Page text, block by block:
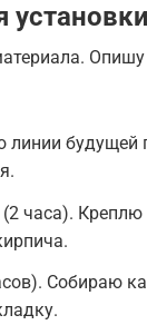
установки
будущей
часа). Креплю
Собираю